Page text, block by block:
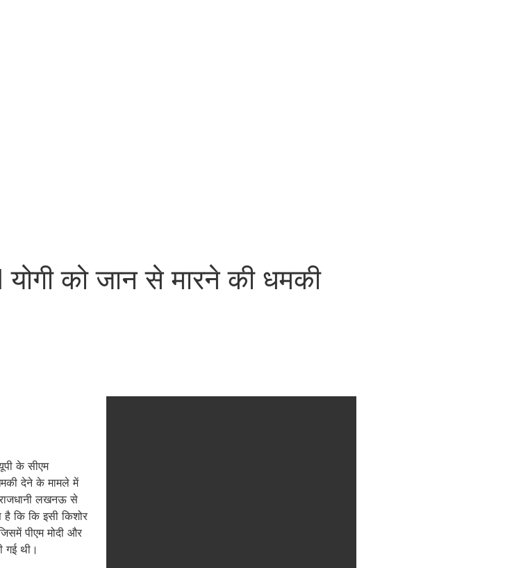
को जान से मारने की धमकी
के सीएम
देने के मामले में
लखनऊ से
है कि कि इसी किशोर
पीएम मोदी और
गई थी।